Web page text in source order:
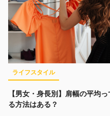
ライフスタイル
【男女・身長別】肩幅の平均
る方法はある？